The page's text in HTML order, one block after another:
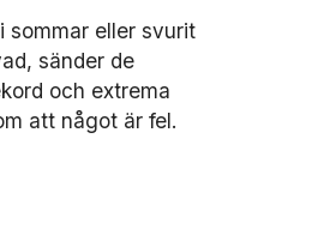
sommar eller svurit
sänder de
och extrema
att något är fel.